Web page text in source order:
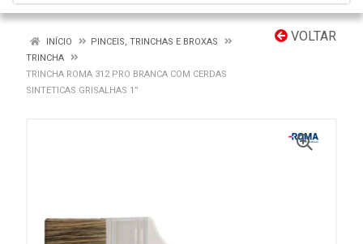
VOLTAR
INÍCIO
PINCEIS, TRINCHAS E BROXAS
TRINCHA
TRINCHA ROMA 312 PRO BRANCA COM CERDAS
SINTETICAS GRISALHAS 1”